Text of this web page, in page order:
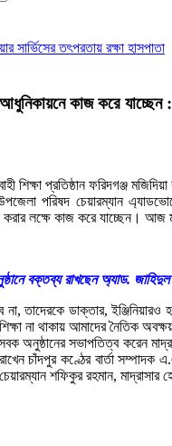
তৎপরতায় রক্ষা হাসপাতাল-
আধুনিকায়নে কাজ করে
শিক্ষা প্রতিষ্ঠান ফরিদগঞ্জ
পরিষদ চেয়ারম্যান
লক্ষে কাজ করে যাচ্ছেন। আজ
বক্তব্য রাখছেন অ্যাড.
তাদেরকে ডাক্তার,
না থাকায় আমাদের নৈতিক
অনুষ্ঠানের সভাপতিত্ব করেন
চাঁদপুর কণ্ঠের বার্তা
শফিকুর রহমান,